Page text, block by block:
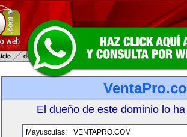
El dueño de este dominio lo
Mayusculas:
VENTAPRO.COM